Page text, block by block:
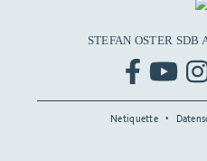
STEFAN OSTER
Netiquette